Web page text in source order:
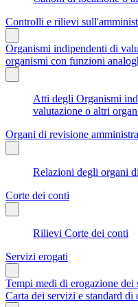
Controlli e rilievi
Organismi indipendenti di
organismi con funzioni
Atti degli Organismi
valutazione o altri
Organi di revisione
Relazioni degli organi
Corte dei conti
Rilievi Corte dei conti
Servizi erogati
Tempi medi di erogazione dei
Carta dei servizi e standard di